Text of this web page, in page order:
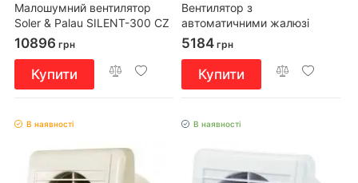
Малошумний вентилятор
Soler & Palau SILENT-300 CZ
DESIGN 3C
10896 грн
Купити
Вентилятор з
автоматичними жалюзі
Blauberg AUTO 150 T
5184 грн
Купити
В наявності В наявності